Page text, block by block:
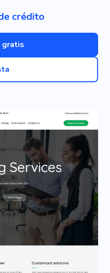
crédito
gratis